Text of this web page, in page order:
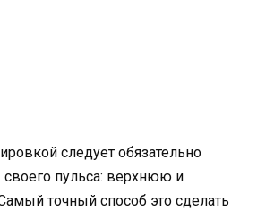
следует обязательно
пульса: верхнюю и
точный способ это сделать